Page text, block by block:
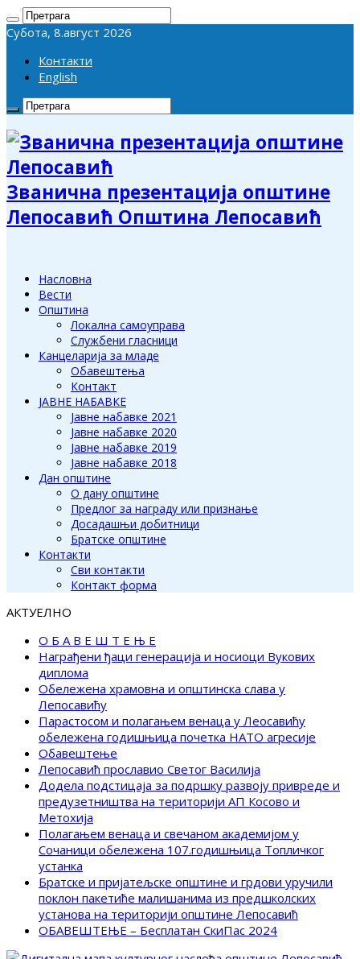
Субота, 8.август 2026
Контакти
English
Званична презентација општине
Лепосавић Општина Лепосавић
Насловна
Вести
Општина
Локална самоуправа
Службени гласници
Канцеларија за младе
Обавештења
Контакт
ЈАВНЕ НАБАВКЕ
Јавне набавке 2021
Јавне набавке 2020
Јавне набавке 2019
Јавне набавке 2018
Дан општине
О дану општине
Предлог за награду или признање
Досадашњи добитници
Братске општине
Контакти
Сви контакти
Контакт форма
АКТУЕЛНО
О Б А В Е Ш Т Е Њ Е
Награђени ђаци генерација и носиоци Вукових
диплома
Обележена храмовна и општинска слава у
Лепосавићу
Парастосом и полагањем венаца у Леосавићу
обележена годишњица почетка НАТО агресије
Обавештење
Лепосавић прославио Светог Василија
Додела подстицаја за подршку развоју привреде и
предузетништва на територији АП Косово и
Метохија
Полагањем венаца и свечаном академијом у
Сочаници обележена 107.годишњица Топличког
устанка
Братске и пријатељске општине и грдови уручили
поклон пакетиће малишанима из предшколских
установа на територији општине Лепосавић
ОБАВЕШТЕЊЕ – Бесплатан СкиПас 2024